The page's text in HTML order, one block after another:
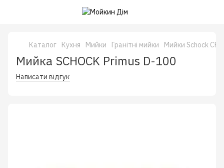
Каталог Кухня Мийки Гранітні мийки Мийки Schock
Мийка SCHOCK Primus D-100
Написати відгук